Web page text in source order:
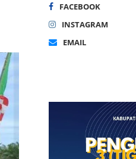
FACEBOOK
INSTAGRAM
EMAIL